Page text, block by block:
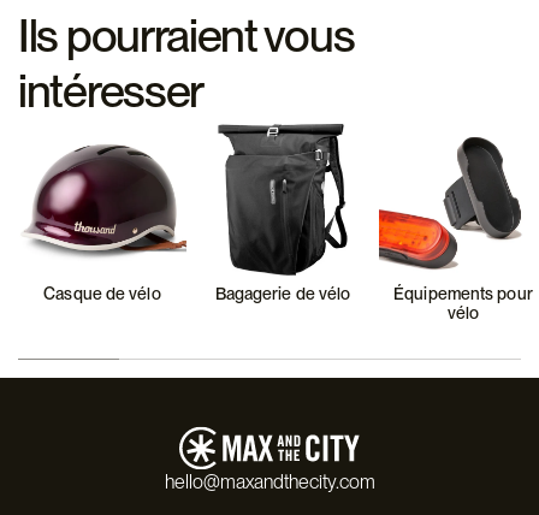
Ils pourraient vous
intéresser
Casque de vélo Bagagerie de vélo
Équipements pour
vélo
hello@maxandthecity.com